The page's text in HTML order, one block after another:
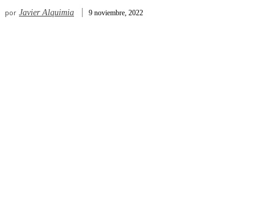
por Javier Alquimia 9 noviembre, 2022